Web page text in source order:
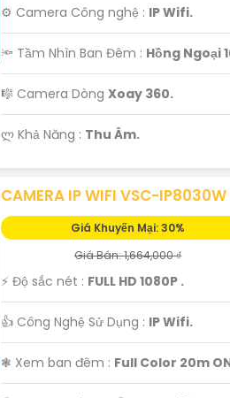
⚙ Camera Công nghệ : IP Wifi.
🔦 Tầm Nhìn Ban Đêm : Hồng Ngoại
🎼️ Camera Dòng Xoay 360.
️ლ Khả Năng : Thu Âm.
CAMERA IP WIFI VSC-IP8030W
Giá Khuyến Mại: 30%
Giá Bán: 1,664,000 ₫
️⚡ Độ sắc nét : FULL HD 1080P .
👍 Công Nghệ Sử Dụng : IP Wifi.
❃ Xem ban đêm : Full Color 20m